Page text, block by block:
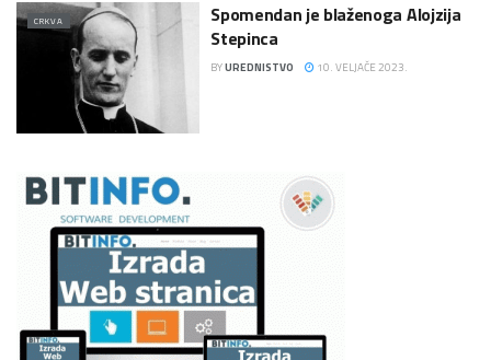
CRKVA
Spomendan je blaženoga Alojzija
Stepinca
BYUREDNISTVO 10. VELJAČE 2023.